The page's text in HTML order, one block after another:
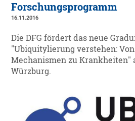
Forschungsprogramm
16.11.2016
Die DFG fördert das neue
"Ubiquitylierung verstehen:
Mechanismen zu Krankheiten"
Würzburg.